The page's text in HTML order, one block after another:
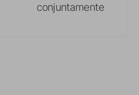
conjuntamente